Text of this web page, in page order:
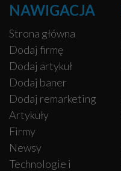
NAWIGACJA
Strona główna
Dodaj firmę
Dodaj artykuł
Dodaj baner
Dodaj remarketing
Artykuły
Firmy
Newsy
Technologie i